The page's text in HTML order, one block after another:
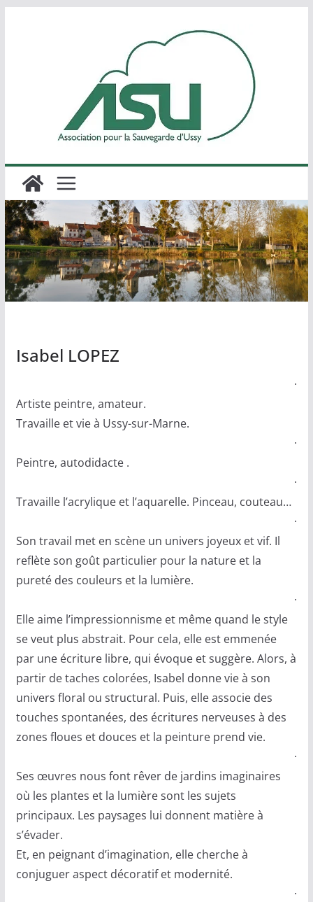
Isabel LOPEZ
·
Artiste peintre, amateur.
Travaille et vie à Ussy-sur-Marne.
·
Peintre, autodidacte .
·
Travaille l’acrylique et l’aquarelle. Pinceau, couteau…
·
Son travail met en scène un univers joyeux et vif. Il
reflète son goût particulier pour la nature et la
pureté des couleurs et la lumière.
·
Elle aime l’impressionnisme et même quand le style
se veut plus abstrait. Pour cela, elle est emmenée
par une écriture libre, qui évoque et suggère. Alors, à
partir de taches colorées, Isabel donne vie à son
univers floral ou structural. Puis, elle associe des
touches spontanées, des écritures nerveuses à des
zones floues et douces et la peinture prend vie.
·
Ses œuvres nous font rêver de jardins imaginaires
où les plantes et la lumière sont les sujets
principaux. Les paysages lui donnent matière à
s’évader.
Et, en peignant d’imagination, elle cherche à
conjuguer aspect décoratif et modernité.
·